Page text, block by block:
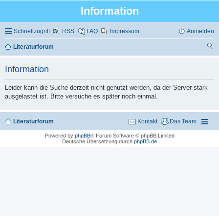
Information
Schnellzugriff RSS FAQ Impressum Anmelden
Literaturforum
Information
Leider kann die Suche derzeit nicht genutzt werden, da der Server stark
ausgelastet ist. Bitte versuche es später noch einmal.
Literaturforum Das Team
Kontakt
Powered by phpBB® Forum Software © phpBB Limited
Deutsche Übersetzung durch phpBB.de